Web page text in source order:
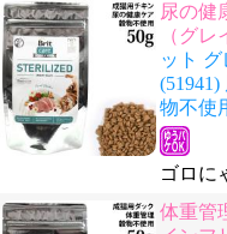
尿の健
（グレ
ット
物不使
ゴロに
体重管